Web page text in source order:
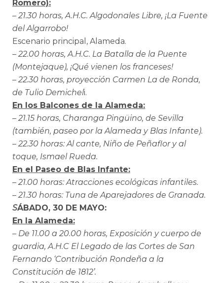
Romero):
– 21.30 horas, A.H.C. Algodonales Libre, ¡La Fuente
del Algarrobo!
Escenario principal, Alameda.
– 22.00 horas, A.H.C. La Batalla de la Puente
(Montejaque), ¡Qué vienen los franceses!
– 22.30 horas, proyección Carmen La de Ronda,
de Tulio Demicheli.
En los Balcones de la Alameda:
– 21.15 horas, Charanga Pingüino, de Sevilla
(también, paseo por la Alameda y Blas Infante).
– 22.30 horas: Al cante, Niño de Peñaflor y al
toque, Ismael Rueda.
En el Paseo de Blas Infante:
– 21.00 horas: Atracciones ecológicas infantiles.
– 21.30 horas: Tuna de Aparejadores de Granada.
SÁBADO, 30 DE MAYO:
En la Alameda:
– De 11.00 a 20.00 horas, Exposición y cuerpo de
guardia, A.H.C El Legado de las Cortes de San
Fernando ‘Contribución Rondeña a la
Constitución de 1812’.